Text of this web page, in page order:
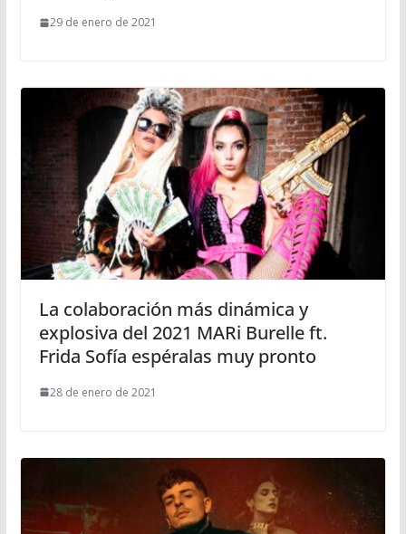
29 de enero de 2021
La colaboración más dinámica y
explosiva del 2021 MARi Burelle ft.
Frida Sofía espéralas muy pronto
28 de enero de 2021